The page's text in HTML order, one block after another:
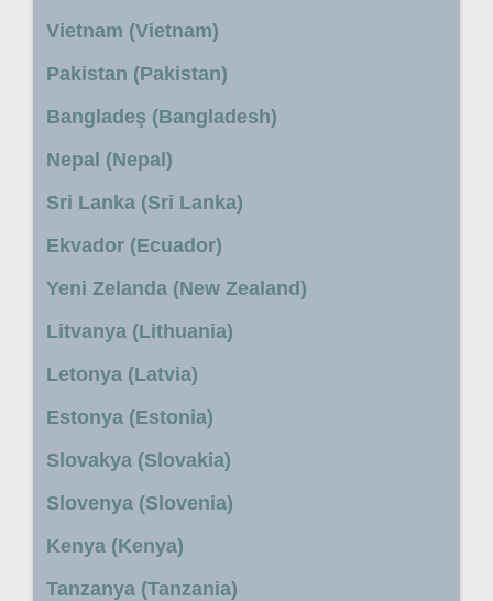
Vietnam (Vietnam)
Pakistan (Pakistan)
Bangladeş (Bangladesh)
Nepal (Nepal)
Sri Lanka (Sri Lanka)
Ekvador (Ecuador)
Yeni Zelanda (New Zealand)
Litvanya (Lithuania)
Letonya (Latvia)
Estonya (Estonia)
Slovakya (Slovakia)
Slovenya (Slovenia)
Kenya (Kenya)
Tanzanya (Tanzania)